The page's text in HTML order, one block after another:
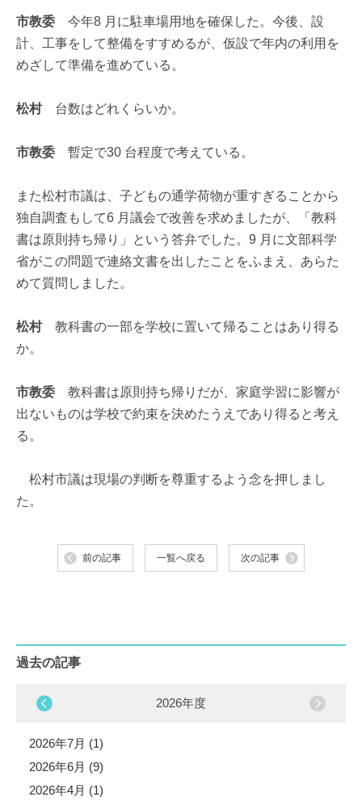
市教委 今年8 月に駐車場用地を確保した。今後、設
計、工事をして整備をすすめるが、仮設で年内の利用を
めざして準備を進めている。
松村台数はどれくらいか。
市教委 暫定で30 台程度で考えている。
また松村市議は、子どもの通学荷物が重すぎることから
独自調査もして6 月議会で改善を求めましたが、「教科
書は原則持ち帰り」という答弁でした。9 月に文部科学
省がこの問題で連絡文書を出したことをふまえ、あらた
めて質問しました。
松村教科書の一部を学校に置いて帰ることはあり得る
か。
市教委 教科書は原則持ち帰りだが、家庭学習に影響が
出ないものは学校で約束を決めたうえであり得ると考え
る。
松村市議は現場の判断を尊重するよう念を押しまし
た。
前の記事 一覧へ戻る 次の記事
過去の記事
2026年度
2026年7月 (1)
2026年6月 (9)
2026年4月 (1)